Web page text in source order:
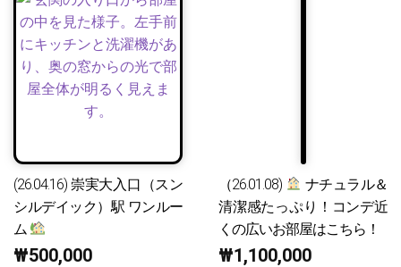
(26.04.16) 崇実大入口（スン
シルデイック）駅 ワンルー
ム
₩500,000
（26.01.08)
ナチュラル＆
清潔感たっぷり！コンデ近
くの広いお部屋はこちら！
₩1,100,000